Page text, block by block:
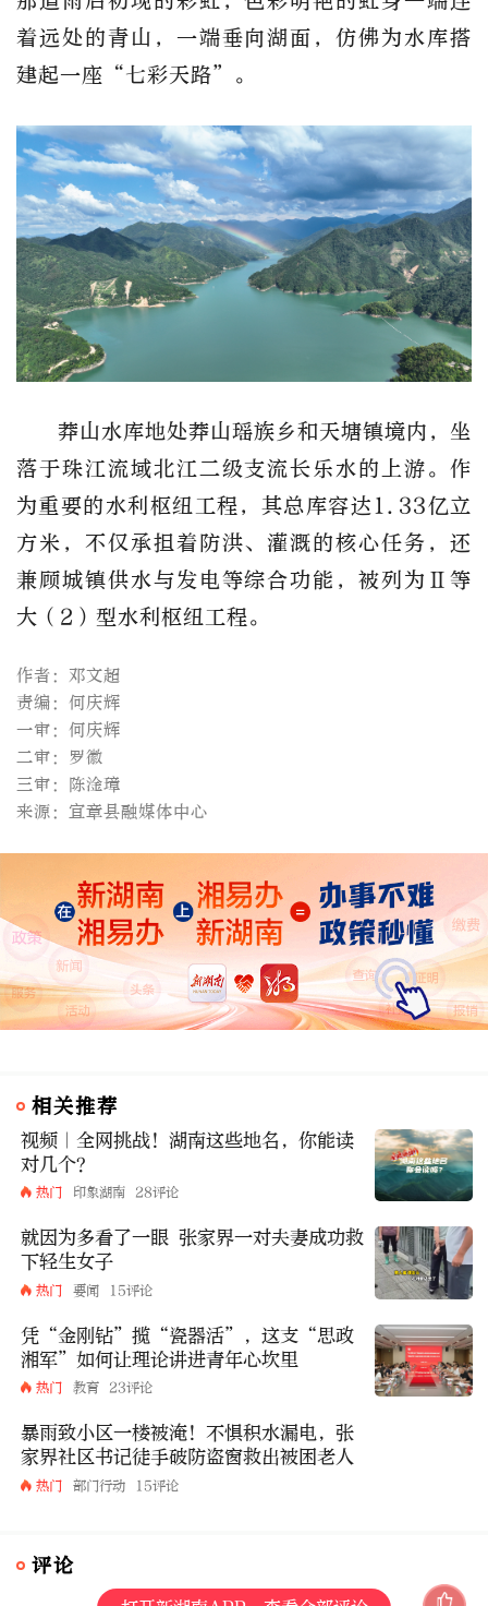
着远处的青山，一端垂向湖面，仿佛为水库搭
建起一座“七彩天路”。
莽山水库地处莽山瑶族乡和天塘镇境内，坐
落于珠江流域北江二级支流长乐水的上游。作
为重要的水利枢纽工程，其总库容达1.33亿立
方米，不仅承担着防洪、灌溉的核心任务，还
兼顾城镇供水与发电等综合功能，被列为Ⅱ等
大（2）型水利枢纽工程。
作者：邓文超
责编：何庆辉
一审：何庆辉
二审：罗徽
三审：陈淦璋
来源：宜章县融媒体中心
相关推荐
视频｜全网挑战！湖南这些地名，你能读
对几个？
热门 印象湖南 28评论
就因为多看了一眼 张家界一对夫妻成功救
下轻生女子
热门 要闻 15评论
凭“金刚钻”揽“瓷器活”，这支“思政
湘军”如何让理论讲进青年心坎里
热门 教育 23评论
暴雨致小区一楼被淹！不惧积水漏电，张
家界社区书记徒手破防盗窗救出被困老人
热门 部门行动 15评论
评论